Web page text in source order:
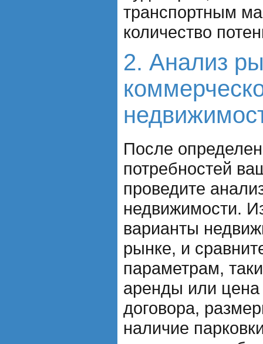
транспортным
количество
2. Анализ
После
потребностей
проведите
недвижимости.
варианты
рынке, и
параметрам,
аренды или цена
договора,
наличие